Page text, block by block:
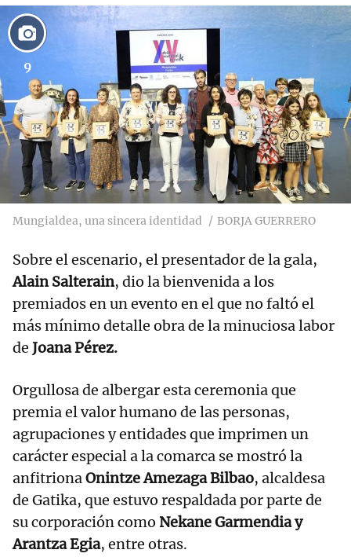
9
Mungialdea, una sincera identidad BORJA GUERRERO
Sobre el escenario, el presentador de la gala,
Alain Salterain, dio la bienvenida a los
premiados en un evento en el que no faltó el
más mínimo detalle obra de la minuciosa labor
de Joana Pérez.
Orgullosa de albergar esta ceremonia que
premia el valor humano de las personas,
agrupaciones y entidades que imprimen un
carácter especial a la comarca se mostró la
anfitrionaOnintze Amezaga Bilbao, alcaldesa
de Gatika, que estuvo respaldada por parte de
su corporación como Nekane Garmendia y
Arantza Egia, entre otras.